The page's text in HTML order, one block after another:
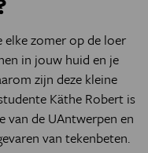
elke zomer op de loer
in jouw huid en je
zijn deze kleine
Käthe Robert is
de UAntwerpen en
van tekenbeten.